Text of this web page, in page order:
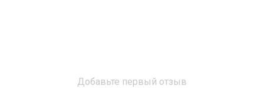
Добавьте первый отзыв